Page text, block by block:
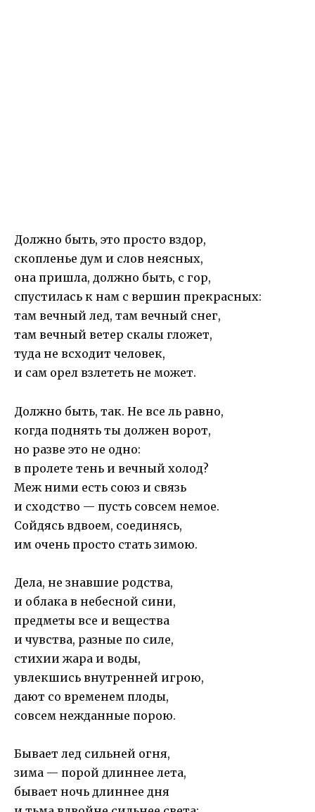
Должно быть, это просто вздор,
скопленье дум и слов неясных,
она пришла, должно быть, с гор,
спустилась к нам с вершин прекрасных:
там вечный лед, там вечный снег,
там вечный ветер скалы гложет,
туда не всходит человек,
и сам орел взлететь не может.
Должно быть, так. Не все ль равно,
когда поднять ты должен ворот,
но разве это не одно:
в пролете тень и вечный холод?
Меж ними есть союз и связь
и сходство — пусть совсем немое.
Сойдясь вдвоем, соединясь,
им очень просто стать зимою.
Дела, не знавшие родства,
и облака в небесной сини,
предметы все и вещества
и чувства, разные по силе,
стихии жара и воды,
увлекшись внутренней игрою,
дают со временем плоды,
совсем нежданные порою.
Бывает лед сильней огня,
зима — порой длиннее лета,
бывает ночь длиннее дня